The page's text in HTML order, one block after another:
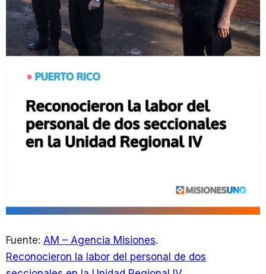
Fuente: AM – Agencia Misiones.
Reconocieron la labor del personal de dos